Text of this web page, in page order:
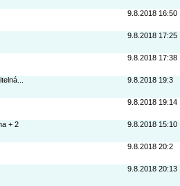
9.8.2018 16:50
9.8.2018 17:25
9.8.2018 17:38
9.8.2018 19:3
9.8.2018 19:14
+ 2 9.8.2018 15:10
9.8.2018 20:2
9.8.2018 20:13